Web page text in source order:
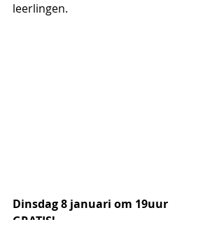
leerlingen.
Dinsdag 8 januari om 19uur
GRATIS!